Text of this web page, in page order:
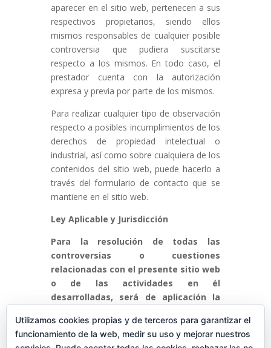
aparecer en el sitio web, pertenecen a sus
respectivos propietarios, siendo ellos
mismos responsables de cualquier posible
controversia que pudiera suscitarse
respecto a los mismos. En todo caso, el
prestador cuenta con la autorización
expresa y previa por parte de los mismos.
Para realizar cualquier tipo de observación
respecto a posibles incumplimientos de los
derechos de propiedad intelectual o
industrial, así como sobre cualquiera de los
contenidos del sitio web, puede hacerlo a
través del formulario de contacto que se
mantiene en el sitio web.
Ley Aplicable y Jurisdicción
Para la resolución de todas las
controversias o cuestiones
relacionadas con el presente sitio web
o de las actividades en él
desarrolladas, será de aplicación la
someten expresamente las partes.
Utilizamos cookies propias y de terceros para garantizar el
funcionamiento de la web, medir su uso y mejorar nuestros